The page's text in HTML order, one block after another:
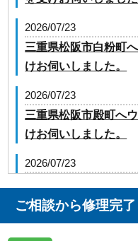
2026/07/23
三重県松阪市白粉町
けお伺いしました。
2026/07/23
三重県松阪市殿町へ
けお伺いしました。
2026/07/23
けお伺いしました。
ご相談から修理完